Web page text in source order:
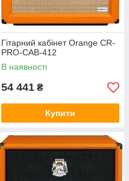
Гітарний кабінет Orange CR-
PRO-CAB-412
В наявності
54 441 ₴
Купити